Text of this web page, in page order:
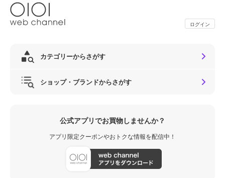
ログイン
カテゴリーからさがす
ショップ・ブランドからさがす
公式アプリでお買物しませんか？
アプリ限定クーポンやおトクな情報を配信中！